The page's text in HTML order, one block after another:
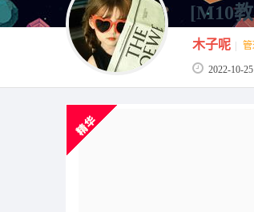
[M10
木子呢 管
2022-10-